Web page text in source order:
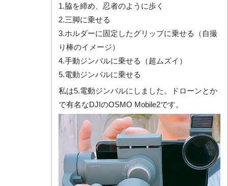
1.脇を締め、忍者のように歩く
2.三脚に乗せる
3.ホルダーに固定したグリップに乗せる（自撮
り棒のイメージ）
4.手動ジンバルに乗せる（超ムズイ）
5.電動ジンバルに乗せる
私は5.電動ジンバルにしました。ドローンとか
で有名なDJIのOSMO Mobile2です。